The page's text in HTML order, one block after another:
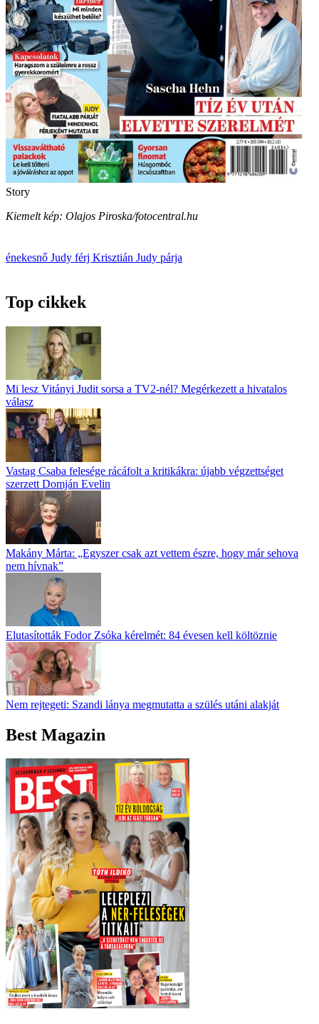
Story
Kiemelt kép: Olajos Piroska/fotocentral.hu
énekesnő Judy férj Krisztián Judy párja
Top cikkek
Mi lesz Vitányi Judit sorsa a TV2-nél? Megérkezett a hivatalos
válasz
Vastag Csaba felesége rácáfolt a kritikákra: újabb végzettséget
szerzett Domján Evelin
Makány Márta: „Egyszer csak azt vettem észre, hogy már sehova
nem hívnak”
Elutasították Fodor Zsóka kérelmét: 84 évesen kell költöznie
Nem rejtegeti: Szandi lánya megmutatta a szülés utáni alakját
Best Magazin